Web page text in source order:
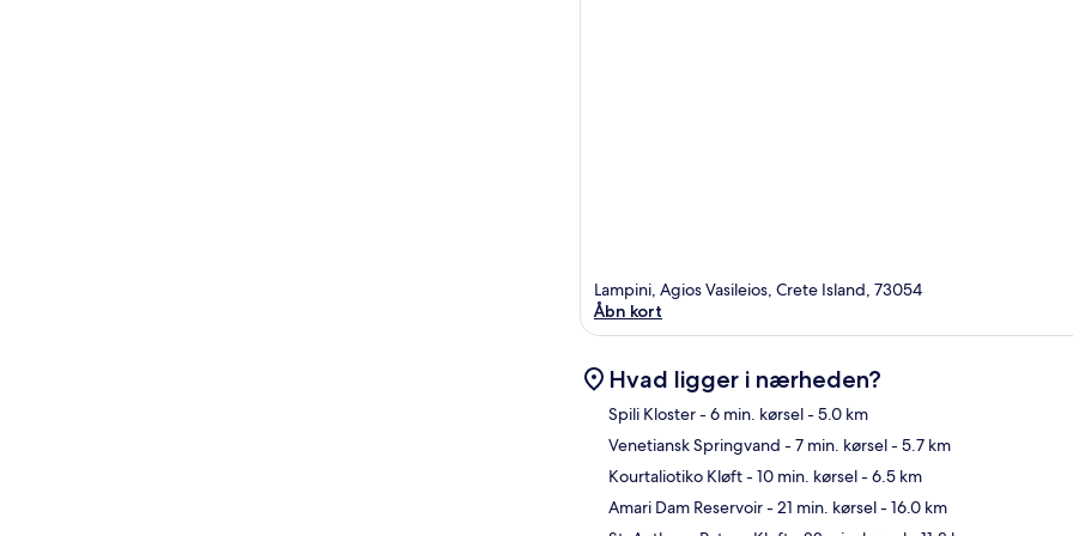
Lampini, Agios Vasileios, Crete Island, 73054
Åbn kort
Hvad ligger i nærheden?
Spili Kloster- 6 min. kørsel- 5.0 km
Venetiansk Springvand - 7 min. kørsel- 5.7 km
Kourtaliotiko Kløft- 10 min. kørsel- 6.5 km
Amari Dam Reservoir- 21 min. kørsel- 16.0 km